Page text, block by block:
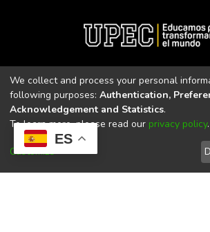
ES
Universidad Politécnica Estatal
Universidad Politécnica Estatal del
CACES Resolución N°. 160-SE-
We collect and process your personal
following purposes: Authentication,
Acknowledgement and Statistics.
To learn more, please read our privacy policy.
Customize